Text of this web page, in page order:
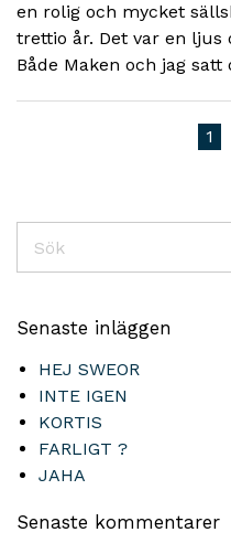
en rolig och mycket
trettio år. Det var en ljus
Både Maken och jag
1
Senaste inläggen
HEJ SWEOR
INTE IGEN
KORTIS
FARLIGT ?
JAHA
Senaste kommentarer